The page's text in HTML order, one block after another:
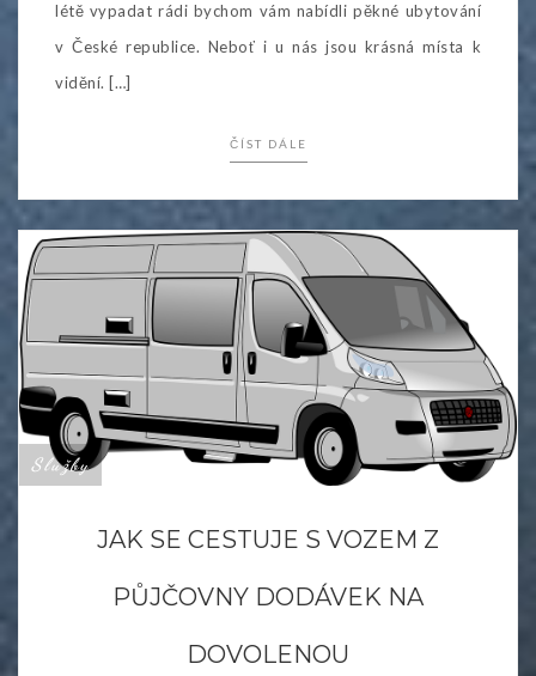
létě vypadat rádi bychom vám nabídli pěkné ubytování
v České republice. Neboť i u nás jsou krásná místa k
vidění. […]
ČÍST DÁLE
Služby
JAK SE CESTUJE S VOZEM Z
PŮJČOVNY DODÁVEK NA
DOVOLENOU